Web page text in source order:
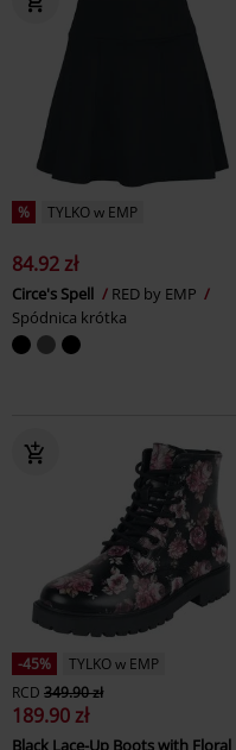
% TYLKO w EMP
84.92 zł
Circe's Spell
RED by EMP
Spódnica krótka
-45%
TYLKO w EMP
RCD 349.90 zł
189.90 zł
Black Lace-Up Boots with Floral